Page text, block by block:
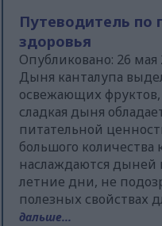
Путеводитель по
здоровья
Опубликовано: 26 мая
Дыня канталупа
освежающих
сладкая дыня
питательной
большого
наслаждаются дыней
летние дни, не
полезных свойствах
дальше...